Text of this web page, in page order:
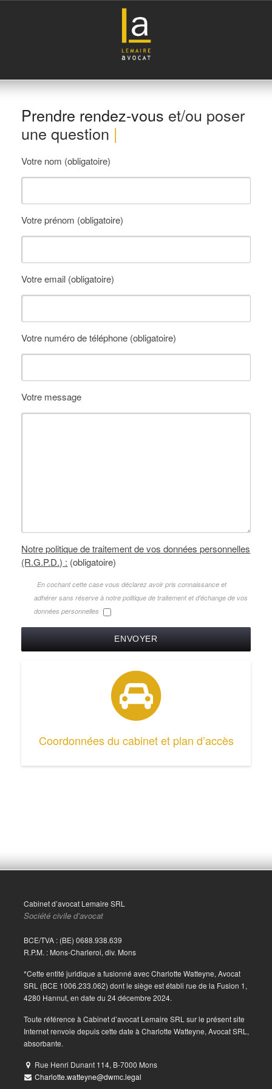
Prendre rendez-vous et/ou poser
une question |
Votre nom (obligatoire)
Votre prénom (obligatoire)
Votre email (obligatoire)
Votre numéro de téléphone (obligatoire)
Votre message
Notre politique de traitement de vos données personnelles
(R.G.P.D.) : (obligatoire)
En cochant cette case vous déclarez avoir pris connaissance et
adhérer sans réserve à notre politique de traitement et d'échange de vos
données personnelles
Coordonnées du cabinet et plan d’accès
Cabinet d’avocat Lemaire SRL
Société civile d’avocat
BCE/TVA : (BE) 0688.938.639
R.P.M. : Mons-Charleroi, div. Mons
*Cette entité juridique a fusionné avec Charlotte Watteyne, Avocat
SRL (BCE 1006.233.062) dont le siège est établi rue de la Fusion 1,
4280 Hannut, en date du 24 décembre 2024.
Toute référence à Cabinet d’avocat Lemaire SRL sur le présent site
Internet renvoie depuis cette date à Charlotte Watteyne, Avocat SRL,
absorbante.
Rue Henri Dunant 114, B-7000 Mons
Charlotte.watteyne@dwmc.legal